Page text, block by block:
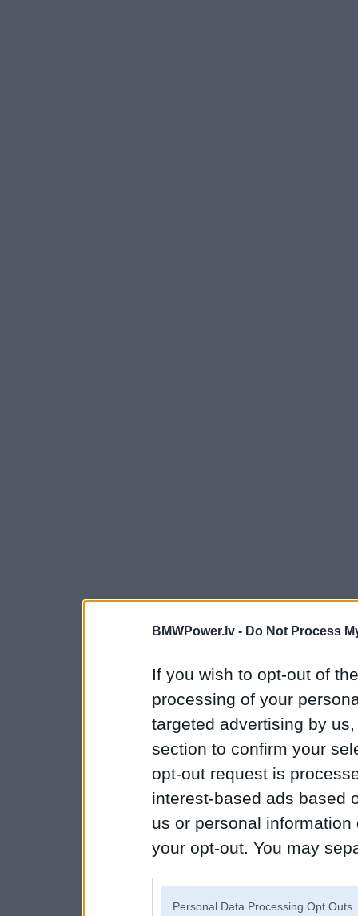
BMWPower.lv - Do Not Process
If you wish to opt-out of
processing of your
targeted advertising by
section to confirm your
opt-out request is
interest-based ads based
us or personal
your opt-out. You may
Personal Data Processing Opt Outs